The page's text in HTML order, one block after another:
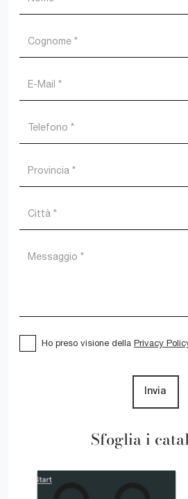
Sfoglia i
Ho preso visione della Privacy
Invia